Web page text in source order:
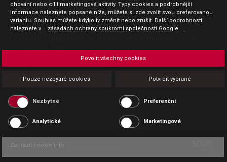
Obchodní podmínky
GDPR - ochrana osobních údajů
Profil zadavatele
Sdělení před uzavřením kupní smlouvy pro spotřebitele
Platba
Povinná publicita
Copyright CESK 2026 |
chování nebo cílit marketingové aktivity. Typy cookies a podrobnější
informace naleznete popsané níže, můžete si zde zvolit svou preferovanou
variantu. Souhlas můžete kdykoliv změnit nebo zrušit. Další podrobnosti
naleznete v
zásadách ochrany soukromí společnosti Google .
Pouze nezbytné cookies Potvrdit vybrané
Povolit všechny cookies
Nezbytné Preferenční
Analytické Marketingové
Zobrazit cookie info